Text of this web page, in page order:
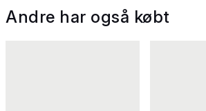
Andre har også købt